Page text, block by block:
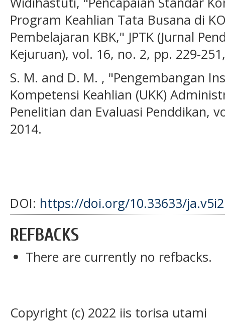
Program Keahlian Tata Busana di
Pembelajaran KBK," JPTK (Jurnal
Kejuruan), vol. 16, no. 2, pp. 229-
S. M. and D. M. , "Pengembangan
Kompetensi Keahlian (UKK)
Penelitian dan Evaluasi Penddikan,
2014.
DOI: https://doi.org/10.33633/
REFBACKS
There are currently no refbacks.
Copyright (c) 2022 iis torisa utami